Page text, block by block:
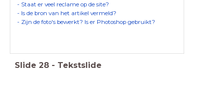
- Staat er veel reclame op de site?
- Is de bron van het artikel vermeld?
- Zijn de foto's bewerkt? Is er Photoshop gebruikt?
Slide 28 - Tekstslide